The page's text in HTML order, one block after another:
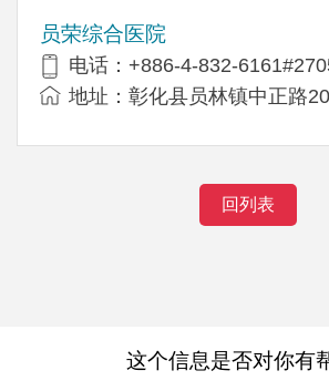
员荣综合医院
电话：+886-4-832-
地址：彰化县员林镇中正路
回列表
这个信息是否对你有